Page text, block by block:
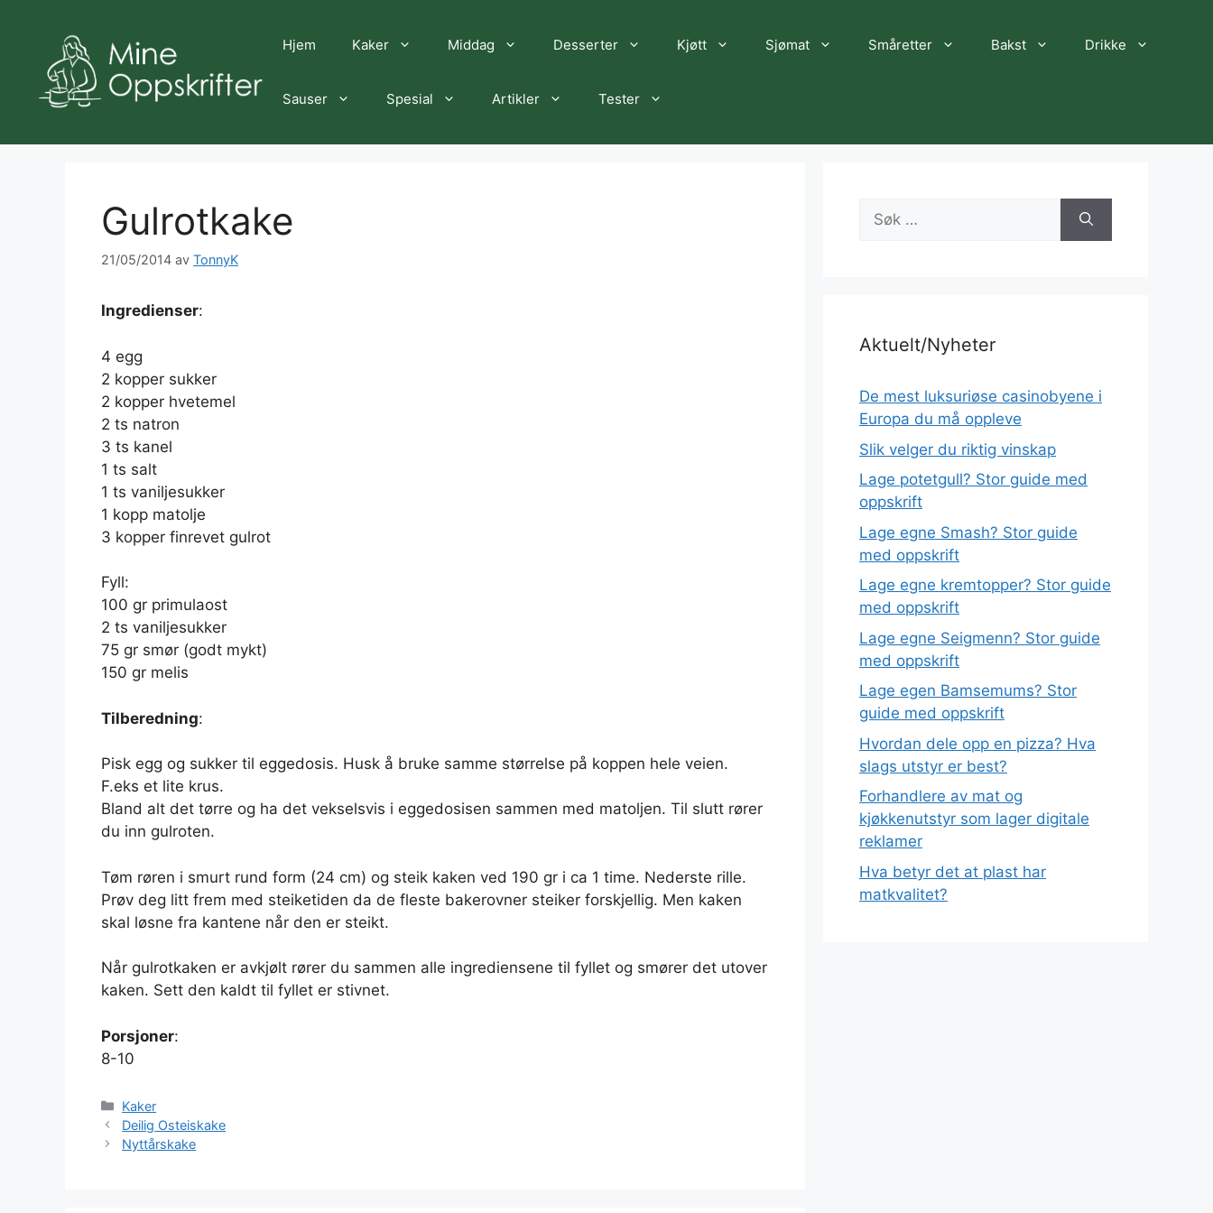
Hjem Kaker Middag Desserter Kjøtt Sjømat Småretter Bakst Drikke
Sauser Spesial Artikler Tester
Gulrotkake
21/05/2014 av TonnyK
Ingredienser:
4 egg
2 kopper sukker
2 kopper hvetemel
2 ts natron
3 ts kanel
1 ts salt
1 ts vaniljesukker
1 kopp matolje
3 kopper finrevet gulrot
Fyll:
100 gr primulaost
2 ts vaniljesukker
75 gr smør (godt mykt)
150 gr melis
Tilberedning:
Pisk egg og sukker til eggedosis. Husk å bruke samme størrelse på koppen hele veien.
F.eks et lite krus.
Bland alt det tørre og ha det vekselsvis i eggedosisen sammen med matoljen. Til slutt rører
du inn gulroten.
Tøm røren i smurt rund form (24 cm) og steik kaken ved 190 gr i ca 1 time. Nederste rille.
Prøv deg litt frem med steiketiden da de fleste bakerovner steiker forskjellig. Men kaken
skal løsne fra kantene når den er steikt.
Når gulrotkaken er avkjølt rører du sammen alle ingrediensene til fyllet og smører det utover
kaken. Sett den kaldt til fyllet er stivnet.
Porsjoner:
8-10
Kategorier
Kaker
Deilig Osteiskake
Nyttårskake
Søk
etter:
Aktuelt/Nyheter
De mest luksuriøse casinobyene i
Europa du må oppleve
Slik velger du riktig vinskap
Lage potetgull? Stor guide med
oppskrift
Lage egne Smash? Stor guide
med oppskrift
Lage egne kremtopper? Stor guide
med oppskrift
Lage egne Seigmenn? Stor guide
med oppskrift
Lage egen Bamsemums? Stor
guide med oppskrift
Hvordan dele opp en pizza? Hva
slags utstyr er best?
Forhandlere av mat og
kjøkkenutstyr som lager digitale
reklamer
Hva betyr det at plast har
matkvalitet?